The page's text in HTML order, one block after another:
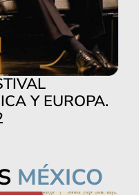
Y EUROPA.
MÉXICO